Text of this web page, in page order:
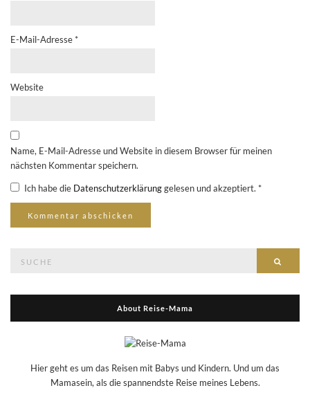
E-Mail-Adresse *
Website
Name, E-Mail-Adresse und Website in diesem Browser für meinen
nächsten Kommentar speichern.
Ich habe die Datenschutzerklärunggelesen und akzeptiert. *
About Reise-Mama
Hier geht es um das Reisen mit Babys und Kindern. Und um das
Mamasein, als die spannendste Reise meines Lebens.